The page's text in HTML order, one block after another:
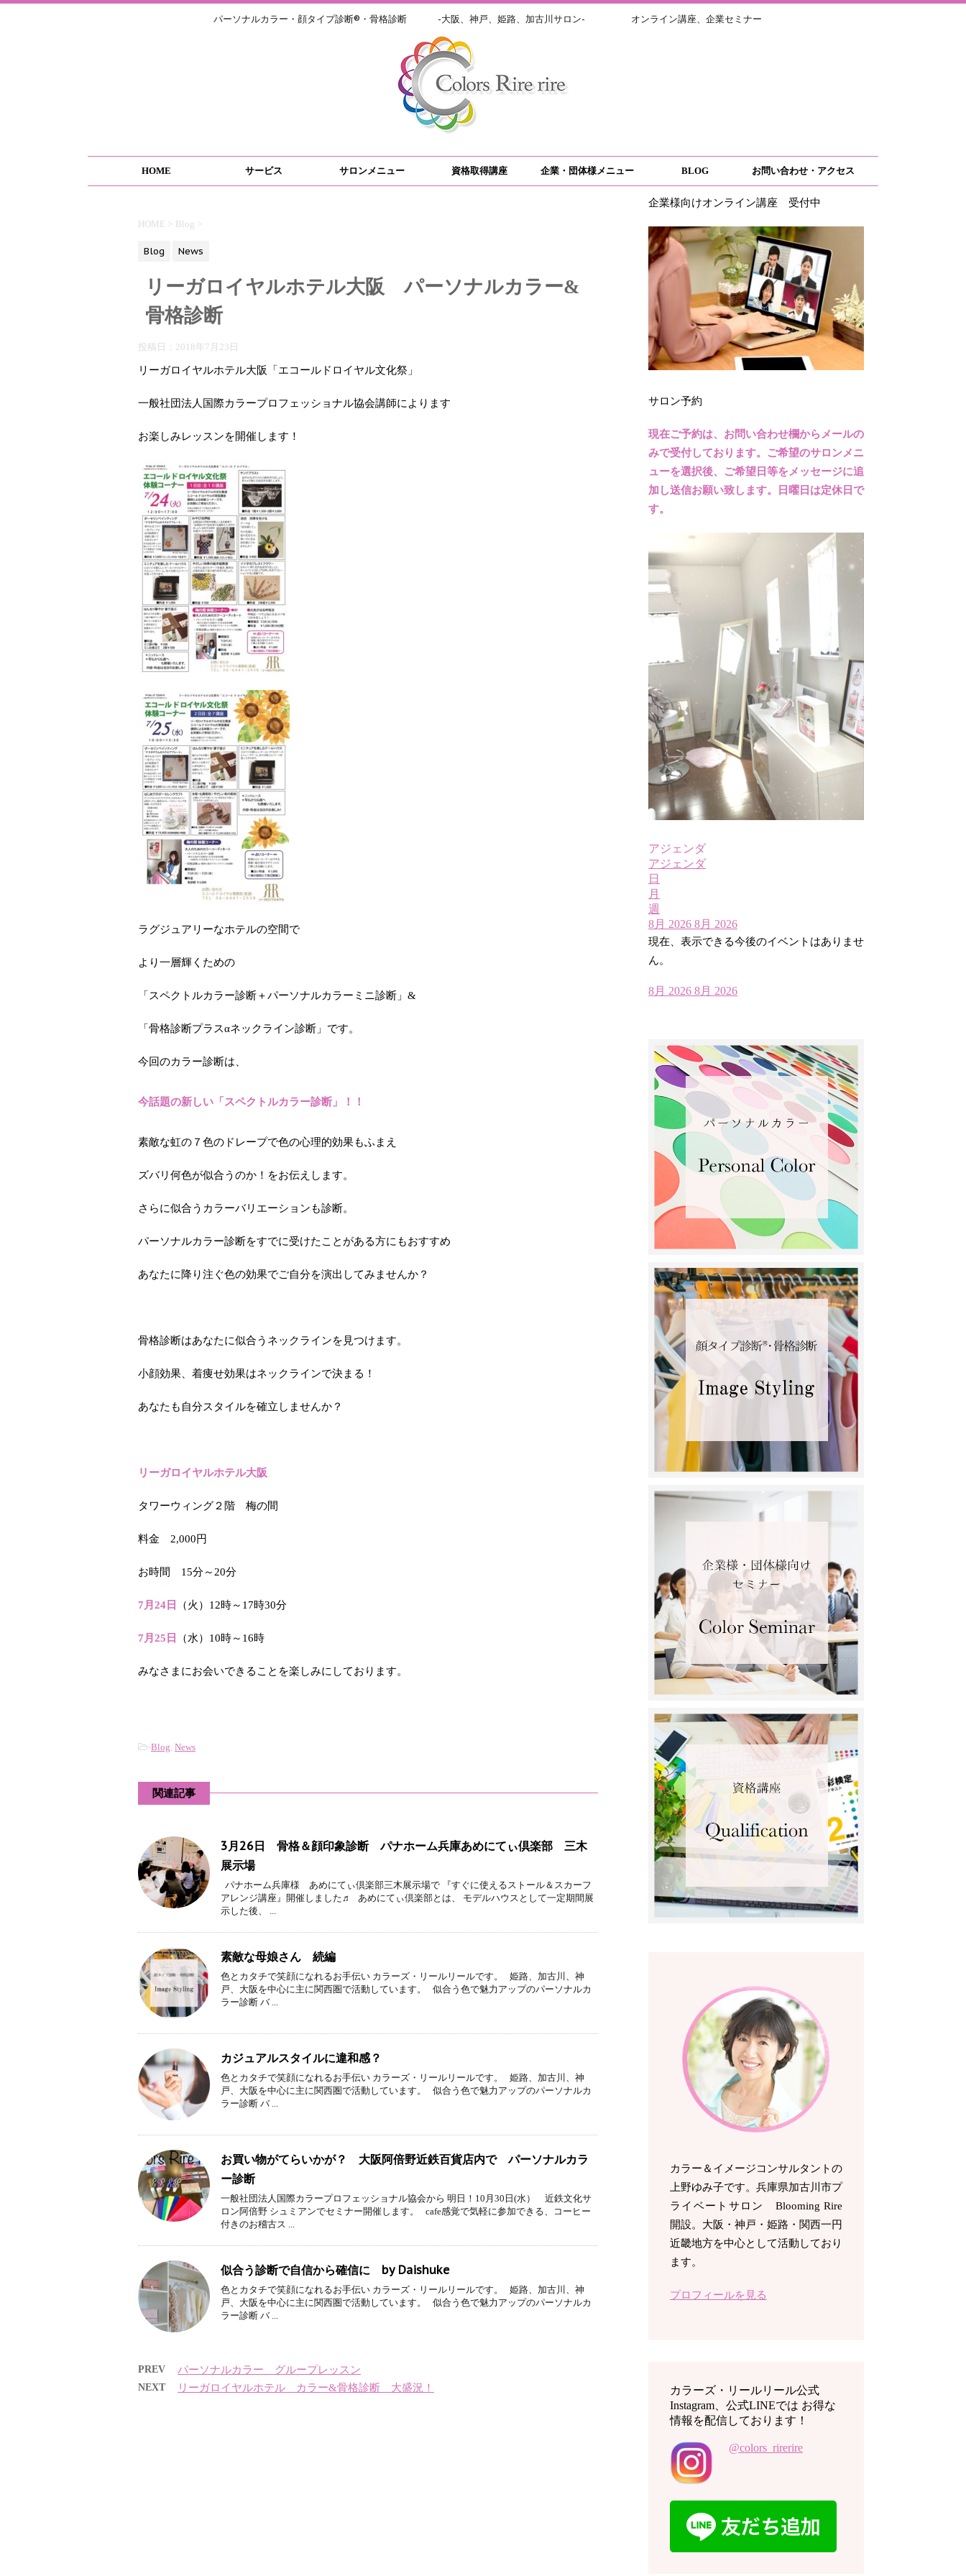
パーソナルカラー・顔タイプ診断®・骨格診断 -大阪、神戸、姫路、加古川サロン- オンライン講座、企業セミナー
HOME サービス サロンメニュー 資格取得講座 企業・団体様メニュー BLOG お問い合わせ・アクセス
HOME > Blog >
Blog News
リーガロイヤルホテル大阪 パーソナルカラー&
骨格診断
投稿日： 2018年7月23日
リーガロイヤルホテル大阪「エコールドロイヤル文化祭」
一般社団法人国際カラープロフェッショナル協会講師によります
お楽しみレッスンを開催します！
ラグジュアリーなホテルの空間で
より一層輝くための
「スペクトルカラー診断＋パーソナルカラーミニ診断」&
「骨格診断プラスαネックライン診断」です。
今回のカラー診断は、
今話題の新しい「スペクトルカラー診断」！！
素敵な虹の７色のドレープで色の心理的効果もふまえ
ズバリ何色が似合うのか！をお伝えします。
さらに似合うカラーバリエーションも診断。
パーソナルカラー診断をすでに受けたことがある方にもおすすめ
あなたに降り注ぐ色の効果でご自分を演出してみませんか？
骨格診断はあなたに似合うネックラインを見つけます。
小顔効果、着痩せ効果はネックラインで決まる！
あなたも自分スタイルを確立しませんか？
リーガロイヤルホテル大阪
タワーウィング２階 梅の間
料金 2,000円
お時間 15分～20分
7月24日 （火）12時～17時30分
7月25日 （水）10時～16時
みなさまにお会いできることを楽しみにしております。
-Blog, News
関連記事
3月26日 骨格＆顔印象診断 パナホーム兵庫あめにてぃ倶楽部 三木
展示場
パナホーム兵庫様 あめにてぃ倶楽部三木展示場で 『すぐに使えるストール＆スカーフ
アレンジ講座』開催しました♬ あめにてぃ倶楽部とは、 モデルハウスとして一定期間展
示した後、 ...
素敵な母娘さん 続編
色とカタチで笑顔になれるお手伝い カラーズ・リールリールです。 姫路、加古川、神
戸、大阪を中心に主に関西圏で活動しています。 似合う色で魅力アップのパーソナルカ
ラー診断 バ ...
カジュアルスタイルに違和感？
色とカタチで笑顔になれるお手伝い カラーズ・リールリールです。 姫路、加古川、神
戸、大阪を中心に主に関西圏で活動しています。 似合う色で魅力アップのパーソナルカ
ラー診断 バ ...
お買い物がてらいかが？ 大阪阿倍野近鉄百貨店内で パーソナルカラ
ー診断
一般社団法人国際カラープロフェッショナル協会から 明日！10月30日(水） 近鉄文化サ
ロン阿倍野 シュミアンでセミナー開催します。 cafe感覚で気軽に参加できる、コーヒー
付きのお稽古ス ...
似合う診断で自信から確信に by Daishuke
色とカタチで笑顔になれるお手伝い カラーズ・リールリールです。 姫路、加古川、神
戸、大阪を中心に主に関西圏で活動しています。 似合う色で魅力アップのパーソナルカ
ラー診断 バ ...
PREV パーソナルカラー グループレッスン
NEXT リーガロイヤルホテル カラー&骨格診断 大盛況！
企業様向けオンライン講座 受付中
サロン予約
現在ご予約は、お問い合わせ欄からメールの
みで受付しております。ご希望のサロンメニ
ューを選択後、ご希望日等をメッセージに追
加し送信お願い致します。日曜日は定休日で
す。
アジェンダ
アジェンダ
日
月
週
8月 2026 8月 2026
現在、表示できる今後のイベントはありませ
ん。
8月 2026 8月 2026
カラー＆イメージコンサルタントの
上野ゆみ子です。兵庫県加古川市プ
ライベートサロン Blooming Rire
開設。 大阪・神戸・姫路・関西一円
近畿地方を中心として活動しており
ます。
プロフィールを見る
カラーズ・リールリール公式
Instagram、公式LINEでは お得な
情報を配信しております！
@colors_rirerire